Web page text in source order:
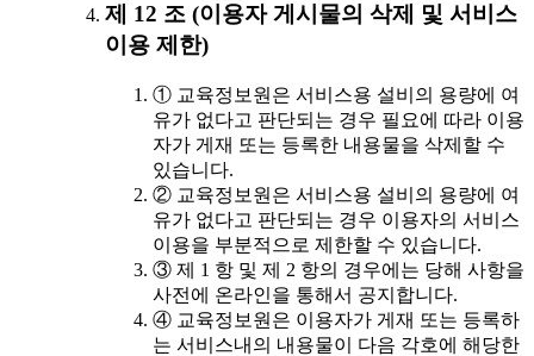
제 12 조 (이용자 게시물의 삭제 및 서비스
이용 제한)
① 교육정보원은 서비스용 설비의 용량에 여
유가 없다고 판단되는 경우 필요에 따라 이용
자가 게재 또는 등록한 내용물을 삭제할 수
있습니다.
② 교육정보원은 서비스용 설비의 용량에 여
유가 없다고 판단되는 경우 이용자의 서비스
이용을 부분적으로 제한할 수 있습니다.
③ 제 1 항 및 제 2 항의 경우에는 당해 사항을
사전에 온라인을 통해서 공지합니다.
④ 교육정보원은 이용자가 게재 또는 등록하
는 서비스내의 내용물이 다음 각호에 해당한